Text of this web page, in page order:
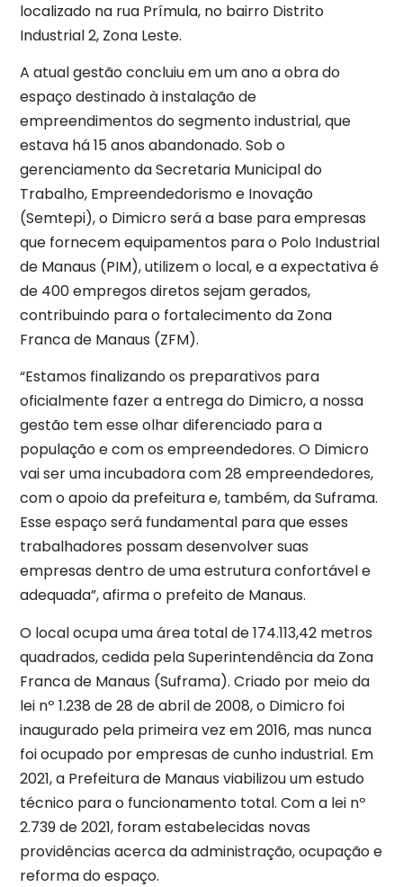
localizado na rua Prímula, no bairro Distrito
Industrial 2, Zona Leste.
A atual gestão concluiu em um ano a obra do
espaço destinado à instalação de
empreendimentos do segmento industrial, que
estava há 15 anos abandonado. Sob o
gerenciamento da Secretaria Municipal do
Trabalho, Empreendedorismo e Inovação
(Semtepi), o Dimicro será a base para empresas
que fornecem equipamentos para o Polo Industrial
de Manaus (PIM), utilizem o local, e a expectativa é
de 400 empregos diretos sejam gerados,
contribuindo para o fortalecimento da Zona
Franca de Manaus (ZFM).
“Estamos finalizando os preparativos para
oficialmente fazer a entrega do Dimicro, a nossa
gestão tem esse olhar diferenciado para a
população e com os empreendedores. O Dimicro
vai ser uma incubadora com 28 empreendedores,
com o apoio da prefeitura e, também, da Suframa.
Esse espaço será fundamental para que esses
trabalhadores possam desenvolver suas
empresas dentro de uma estrutura confortável e
adequada”, afirma o prefeito de Manaus.
O local ocupa uma área total de 174.113,42 metros
quadrados, cedida pela Superintendência da Zona
Franca de Manaus (Suframa). Criado por meio da
lei nº 1.238 de 28 de abril de 2008, o Dimicro foi
inaugurado pela primeira vez em 2016, mas nunca
foi ocupado por empresas de cunho industrial. Em
2021, a Prefeitura de Manaus viabilizou um estudo
técnico para o funcionamento total. Com a lei nº
2.739 de 2021, foram estabelecidas novas
providências acerca da administração, ocupação e
reforma do espaço.